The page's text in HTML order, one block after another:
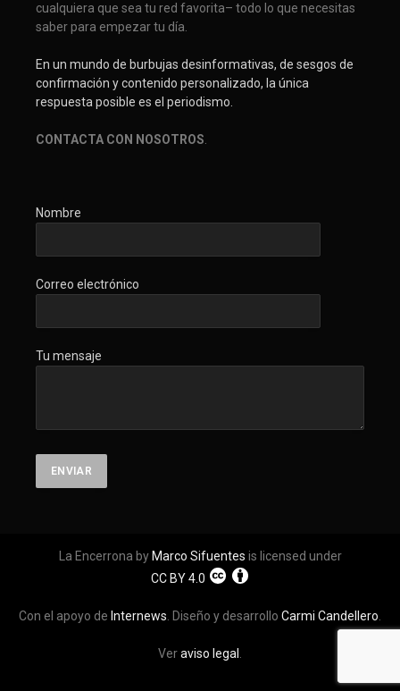
cualquiera que sea tu red favorita– todo lo que necesitas
saber para empezar tu día.
En un mundo de burbujas desinformativas, de sesgos de
confirmación y contenido personalizado, la única
respuesta posible es el periodismo.
CONTACTA CON NOSOTROS.
Nombre
Correo electrónico
Tu mensaje
La Encerrona by Marco Sifuentes is licensed under
CC BY 4.0
Con el apoyo de Internews. Diseño y desarrollo Carmi Candellero.
Veraviso legal .